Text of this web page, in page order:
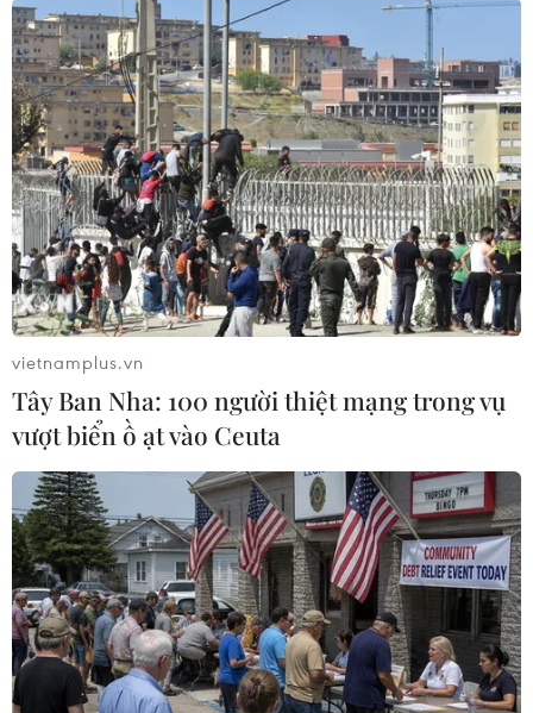
ISHCMC nhìn lại những thành tích
nổi bật của Dự án cá nhân MYP năm
học 2025
31/10/2025 09:10
Hanwha Life triển khai chương trình
"Finance Mentor" tại Việt Nam: Trao
quyền cho thế hệ lãnh đạo tài chính
tương lai
02/10/2025 01:53
Chuyên gia 'hiến kế' giải pháp xây
dựng AI có chủ quyền cho Việt Nam
23/09/2025 12:24
Nghị sỹ Campuchia: TTXVN là nhịp
cầu kết nối hai dân tộc Việt Nam-
Campuchia
13/09/2025 03:42
vietnamplus.vn
Tây Ban Nha: 100 người thiệt mạng trong vụ
vượt biển ồ ạt vào Ceuta